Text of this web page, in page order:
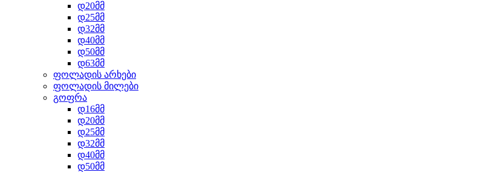
დ20მმ
დ25მმ
დ32მმ
დ40მმ
დ50მმ
დ63მმ
ფოლადის არხები
ფოლადის მილები
გოფრა
დ16მმ
დ20მმ
დ25მმ
დ32მმ
დ40მმ
დ50მმ